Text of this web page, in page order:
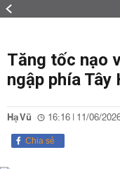
Tăng tốc nạo
ngập phía Tây
Hạ Vũ 16:16 | 11/06/
Chia sẻ